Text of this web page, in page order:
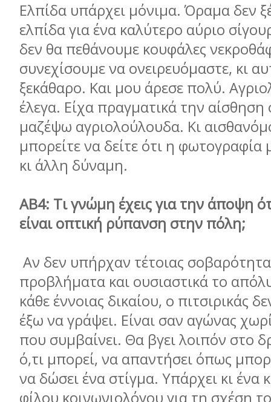
Ελπίδα υπάρχει μόνιμα. Όραμα δεν
ελπίδα για ένα καλύτερο αύριο
δεν θα πεθάνουμε κουφάλες
συνεχίσουμε να ονειρευόμαστε, κι
ξεκάθαρο. Και μου άρεσε πολύ.
έλεγα. Είχα πραγματικά την αίσθηση
μαζέψω αγριολούλουδα. Κι
μπορείτε να δείτε ότι η φωτογραφία
κι άλλη δύναμη.
ΑΒ4: Τι γνώμη έχεις για την άποψη
είναι οπτική ρύπανση στην πόλη;
Αν δεν υπήρχαν τέτοιας
προβλήματα και ουσιαστικά το
κάθε έννοιας δικαίου, ο πιτσιρικάς
έξω να γράψει. Είναι σαν αγώνας
που συμβαίνει. Θα βγει λοιπόν στο
ό,τι μπορεί, να απαντήσει όπως
να δώσει ένα στίγμα. Υπάρχει κι ένα
φίλου κοινωνιολόγου για τη σχέση